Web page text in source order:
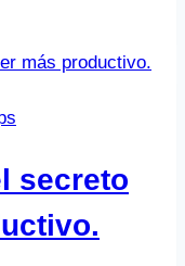
secreto